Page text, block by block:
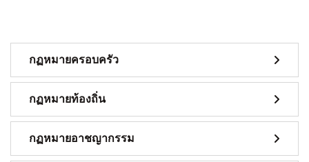
กฏหมายครอบครัว
กฏหมายท้องถิ่น
กฏหมายอาชญากรรม